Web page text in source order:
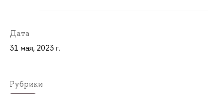
Дата
31 мая, 2023 г.
Рубрики